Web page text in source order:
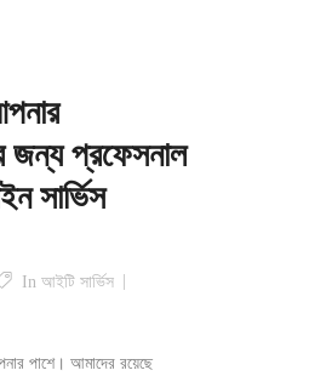
জন্য প্রফেসনাল
সার্ভিস
In আইটি সার্ভিস
পাশে। আমাদের রয়েছে